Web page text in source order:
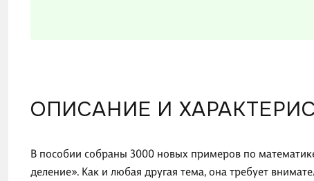
ОПИСАНИЕ И
В пособии собраны 3000 новых примеров по
деление». Как и любая другая тема, она требует